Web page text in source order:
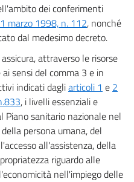
IV
DEI DIRITTI
V
dei conferimenti
marzo 1998, n. 112, nonché
dal medesimo decreto.
attraverso le risorse
sensi del comma 3 e in
indicati dagliarticoli 1 e 2
, i livelli essenziali e
Piano sanitario nazionale nel
persona umana, del
all'assistenza, della
riguardo alle
nell'impiego delle